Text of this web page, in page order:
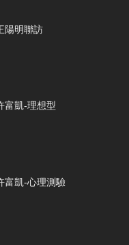
陽明聯訪
富凱-理想型
富凱-心理測驗